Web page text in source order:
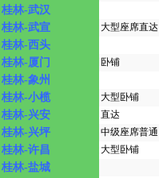
桂林-武汉
桂林-武宣 大型座席直达
桂林-西头
桂林-厦门 卧铺
桂林-象州
桂林-小榄 大型卧铺
桂林-兴安 直达
桂林-兴坪 中级座席普通
桂林-许昌 大型卧铺
桂林-盐城